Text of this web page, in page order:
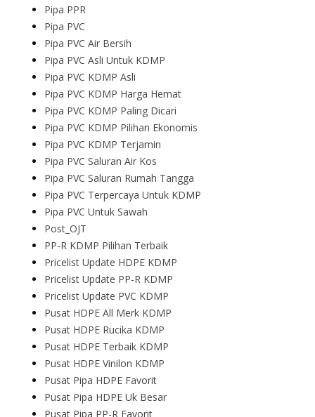
Pipa PPR
Pipa PVC
Pipa PVC Air Bersih
Pipa PVC Asli Untuk KDMP
Pipa PVC KDMP Asli
Pipa PVC KDMP Harga Hemat
Pipa PVC KDMP Paling Dicari
Pipa PVC KDMP Pilihan Ekonomis
Pipa PVC KDMP Terjamin
Pipa PVC Saluran Air Kos
Pipa PVC Saluran Rumah Tangga
Pipa PVC Terpercaya Untuk KDMP
Pipa PVC Untuk Sawah
Post_OJT
PP-R KDMP Pilihan Terbaik
Pricelist Update HDPE KDMP
Pricelist Update PP-R KDMP
Pricelist Update PVC KDMP
Pusat HDPE All Merk KDMP
Pusat HDPE Rucika KDMP
Pusat HDPE Terbaik KDMP
Pusat HDPE Vinilon KDMP
Pusat Pipa HDPE Favorit
Pusat Pipa HDPE Uk Besar
Pusat Pipa PP-R Favorit